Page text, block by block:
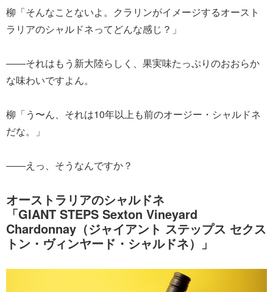
柳「そんなことないよ。クラリンがイメージするオースト
ラリアのシャルドネってどんな感じ？」
――それはもう新大陸らしく、果実味たっぷりのおおらか
な味わいですよん。
柳「う〜ん、それは10年以上も前のオージー・シャルドネ
だな。」
――えっ、そうなんですか？
オーストラリアのシャルドネ
「GIANT STEPS Sexton Vineyard
Chardonnay（ジャイアント ステップス セクス
トン・ヴィンヤード・シャルドネ）」